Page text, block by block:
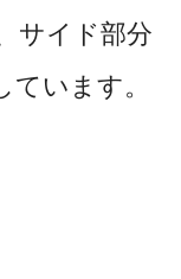
サイド部分
います。